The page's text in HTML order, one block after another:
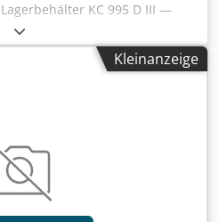
Lagerbehälter KC 995 D III —
dem professionellen Mietpark
GmbH, Einbeck. Zustand &
aus Vermietung,
nach Vereinbarung möglich
| EXW Einbeck | Lieferung auf
Kleinanzeige